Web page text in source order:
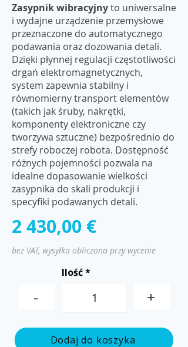
Zasypnik wibracyjnyto uniwersalne
i wydajne urządzenie przemysłowe
przeznaczone do automatycznego
podawania oraz dozowania detali.
Dzięki płynnej regulacji częstotliwości
drgań elektromagnetycznych,
system zapewnia stabilny i
równomierny transport elementów
(takich jak śruby, nakrętki,
komponenty elektroniczne czy
tworzywa sztuczne) bezpośrednio do
strefy roboczej robota. Dostępność
różnych pojemności pozwala na
idealne dopasowanie wielkości
zasypnika do skali produkcji i
specyfiki podawanych detali.
2 430,00 €
bez VAT, wysyłka obliczona przy wycenie
-
Ilość
+
Dodaj do koszyka